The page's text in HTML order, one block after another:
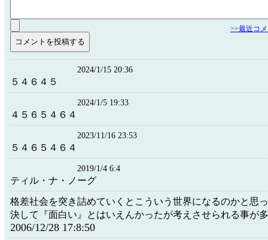
>>最近コ
2024/1/15 20:36
５４６４５
2024/1/5 19:33
４５６５４６４
2023/11/16 23:53
５４６５４６４
2019/1/4 6:4
ティル・ナ・ノーグ
格差社会を突き詰めていくとこういう世界になるのかと思
決して『面白い』とはいえんかったが考えさせられる事が
2006/12/28 17:8:50